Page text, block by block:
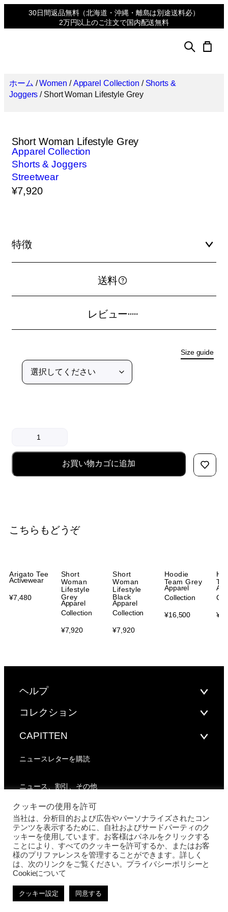
30日間返品無料（北海道・沖縄・離島は別途送料必）
2万円以上のご注文で国内配送無料
ホーム /Women /Apparel Collection / Shorts &
Joggers / Short Woman Lifestyle Grey
Short Woman Lifestyle Grey
Apparel Collection
Shorts & Joggers
Streetwear
¥7,920
特徴
送料
レビュー
Size guide
お買い物カゴに追加
こちらもどうぞ
Activewear
Arigato Tee
¥7,480
Apparel
Collection
Short
Woman
Lifestyle
Grey
¥7,920
Apparel
Collection
Short
Woman
Lifestyle
Black
¥7,920
Apparel
Collection
Hoodie
Team Grey
¥16,500 ¥
ヘルプ
コレクション
CAPITTEN
ニュースレターを購読
ニュース、割引、その他
利用規約 プライバシーポリシーとクッキー
クッキーの使用を許可
当社は、分析目的および広告やパーソナライズされたコン
テンツを表示するために、自社およびサードパーティのク
ッキーを使用しています。お客様はパネルをクリックする
ことにより、すべてのクッキーを許可するか、またはお客
様のプリファレンスを管理することができます。詳しく
は、次のリンクをご覧ください。プライバシーポリシーと
Cookieについて
クッキー設定 同意する